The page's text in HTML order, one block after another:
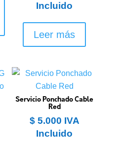
Incluido
Leer más
Servicio Ponchado Cable
Red
$5.000 IVA
Incluido